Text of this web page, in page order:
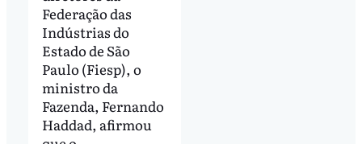
Federação das
Indústrias do
Estado de São
Paulo (Fiesp), o
ministro da
Fazenda, Fernando
Haddad, afirmou